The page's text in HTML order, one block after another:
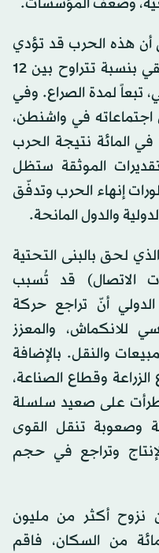
وضعف المؤسسات.
أن هذه الحرب قد تؤدي
إلى تراجع الناتج المحلي الحقيقي بنسبة تتراوح بين 12
تبعاً لمدة الصراع. وفي
اجتماعاته في واشنطن،
احتمال انكماش الناتج بنحو 7 في المائة نتيجة الحرب
الموثقة ستظل
إنهاء الحرب وتدفّق
والدول المانحة.
لحق بالبنى التحتية
الاتصال) قد تُسبب
أنّ تراجع حركة
للانكماش، والمعزز
والنقل. بالإضافة
وقطاع الصناعة،
على صعيد سلسلة
وصعوبة تنقل القوى
وتراجع في حجم
نزوح أكثر من مليون
20 في المائة من السكان، فاقم